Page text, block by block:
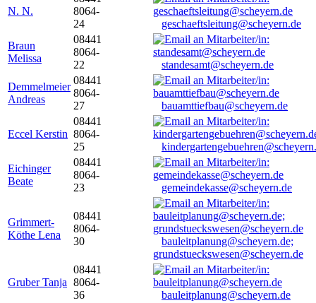
N. N.
8064-
24
geschaeftsleitung@scheyern.de
Braun
Melissa
08441
8064-
22
standesamt@scheyern.de
Demmelmeier
Andreas
08441
8064-
27
bauamttiefbau@scheyern.de
Eccel Kerstin
08441
8064-
25
Eichinger
Beate
08441
8064-
23
gemeindekasse@scheyern.de
Grimmert-
Köthe Lena
08441
8064-
30
bauleitplanung@scheyern.de;
grundstueckswesen@scheyern.de
Gruber Tanja
08441
8064-
36
bauleitplanung@scheyern.de